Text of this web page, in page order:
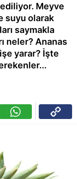
Meyve
suyu olarak
saymakla
neler? Ananas
yarar? İşte